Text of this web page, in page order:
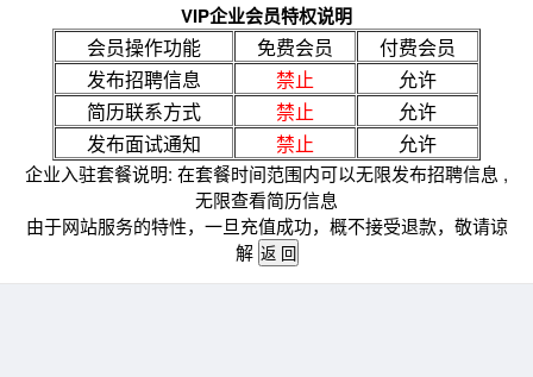
VIP企业会员特权说明
会员操作功能 免费会员
付费会员
发布招聘信息
禁止
允许
简历联系方式
禁止
允许
发布面试通知
禁止 允许
企业入驻套餐说明: 在套餐时间范围内可以无限发布招聘信息 ,
无限查看简历信息
由于网站服务的特性，一旦充值成功，概不接受退款，敬请谅
解